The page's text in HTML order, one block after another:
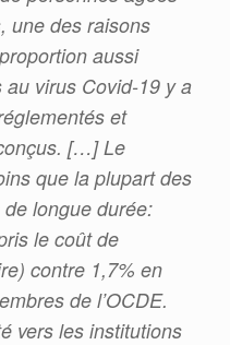
une des raisons
aussi
virus Covid-19 y a
et
[…] Le
que la plupart des
longue durée:
le coût de
contre 1,7% en
de l’OCDE.
vers les institutions